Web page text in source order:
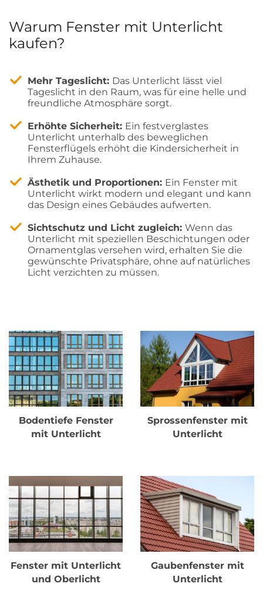
Warum Fenster mit Unterlicht
kaufen?
Mehr Tageslicht: Das Unterlicht lässt viel
Tageslicht in den Raum, was für eine helle und
freundliche Atmosphäre sorgt.
Erhöhte Sicherheit: Ein festverglastes
Unterlicht unterhalb des beweglichen
Fensterflügels erhöht die Kindersicherheit in
Ihrem Zuhause.
Ästhetik und Proportionen: Ein Fenster mit
Unterlicht wirkt modern und elegant und kann
das Design eines Gebäudes aufwerten.
Sichtschutz und Licht zugleich: Wenn das
Unterlicht mit speziellen Beschichtungen oder
Ornamentglas versehen wird, erhalten Sie die
gewünschte Privatsphäre, ohne auf natürliches
Licht verzichten zu müssen.
Bodentiefe Fenster
mit Unterlicht
Sprossenfenster mit
Unterlicht
Fenster mit Unterlicht
und Oberlicht
Gaubenfenster mit
Unterlicht